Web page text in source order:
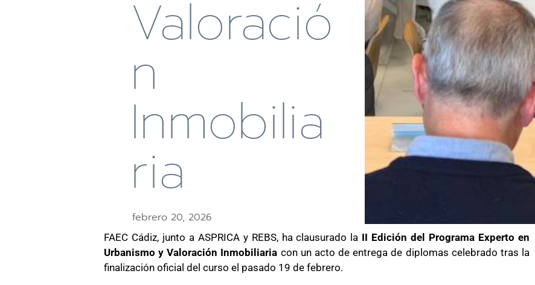
Valoració
N
Inmobilia
Ria
febrero 20, 2026
FAEC Cádiz, junto a ASPRICAy REBS, ha clausurado la II Edición del Programa Experto en
Urbanismo y Valoración Inmobiliaria con un acto de entrega de diplomas celebrado tras la
finalización oficial del curso el pasado 19 de febrero.